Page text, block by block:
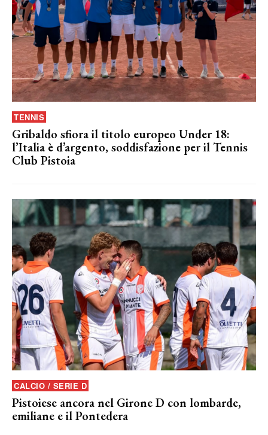
TENNIS
Gribaldo sfiora il titolo europeo Under 18:
l’Italia è d’argento, soddisfazione per il Tennis
Club Pistoia
CALCIO / SERIE D
Pistoiese ancora nel Girone D con lombarde,
emiliane e il Pontedera